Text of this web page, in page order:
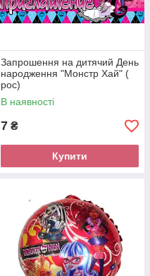
Запрошення на дитячий День
народження "Монстр Хай" (
рос)
В наявності
7 ₴
Купити